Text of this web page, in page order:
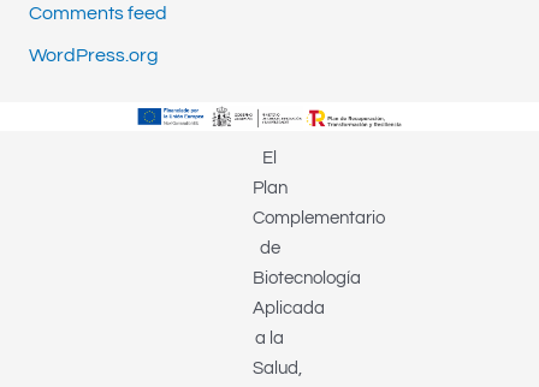
Comments feed
WordPress.org
El
Plan
Complementario
de
Biotecnología
Aplicada
a la
Salud,